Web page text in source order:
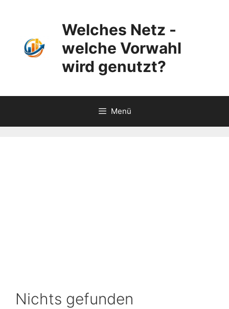
Welches Netz -
welche Vorwahl
wird genutzt?
Menü
Nichts gefunden